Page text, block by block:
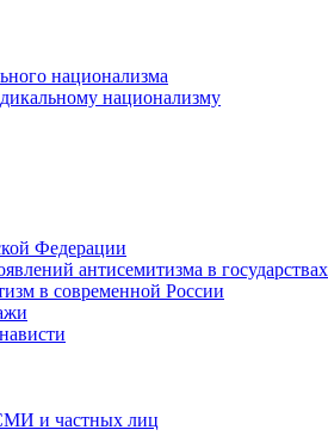
национализма
национализму
Федерации
антисемитизма в
в современной России
и частных лиц